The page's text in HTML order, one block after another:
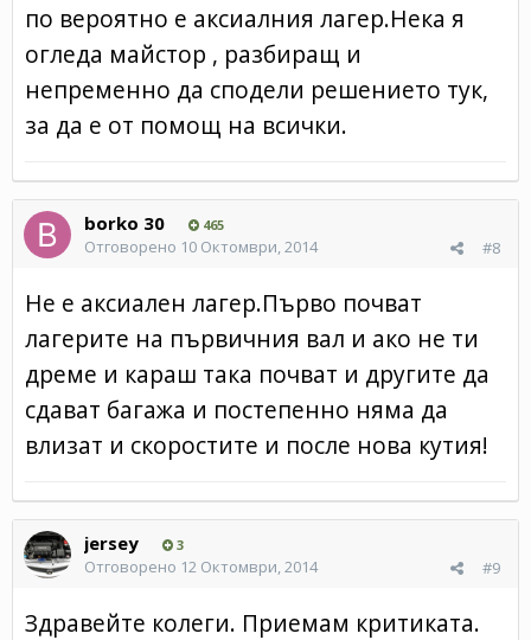
по вероятно е аксиалния лагер.Нека я
огледа майстор , разбиращ и
непременно да сподели решението тук,
за да е от помощ на всички.
borko 30 465
#8
Отговорено 10 Октомври, 2014
Не е аксиален лагер.Първо почват
лагерите на първичния вал и ако не ти
дреме и караш така почват и другите да
сдават багажа и постепенно няма да
влизат и скоростите и после нова кутия!
jersey 3
#9
Отговорено 12 Октомври, 2014
Здравейте колеги. Приемам критиката.